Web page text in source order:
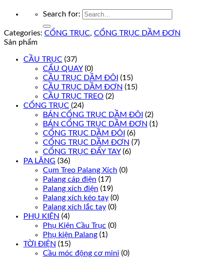
Search for:
Categories: CỔNG TRỤC, CỔNG TRỤC DẦM ĐƠN
Sản phẩm
CẦU TRỤC (37)
CẨU QUAY (0)
CẦU TRỤC DẦM ĐÔI (15)
CẦU TRỤC DẦM ĐƠN (15)
CẦU TRỤC TREO (2)
CỔNG TRỤC (24)
BÁN CỔNG TRỤC DẦM ĐÔI (2)
BÁN CỔNG TRỤC DẦM ĐƠN (1)
CỔNG TRỤC DẦM ĐÔI (6)
CỔNG TRỤC DẦM ĐƠN (7)
CỔNG TRỤC ĐẨY TAY (6)
PA LĂNG (36)
Cụm Treo Palang Xích (0)
Palang cáp điện (17)
Palang xích điện (19)
Palang xích kéo tay (0)
Palang xích lắc tay (0)
PHỤ KIỆN (4)
Phụ Kiện Cầu Trục (0)
Phụ kiện Palang (1)
TỜI ĐIỆN (15)
Cầu móc động cơ mini (0)